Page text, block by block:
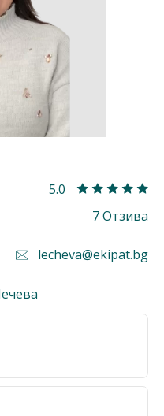
5.0
7 Отзива
lecheva@ekipat.bg